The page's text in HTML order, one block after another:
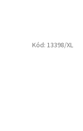
Kód: 13398/XL